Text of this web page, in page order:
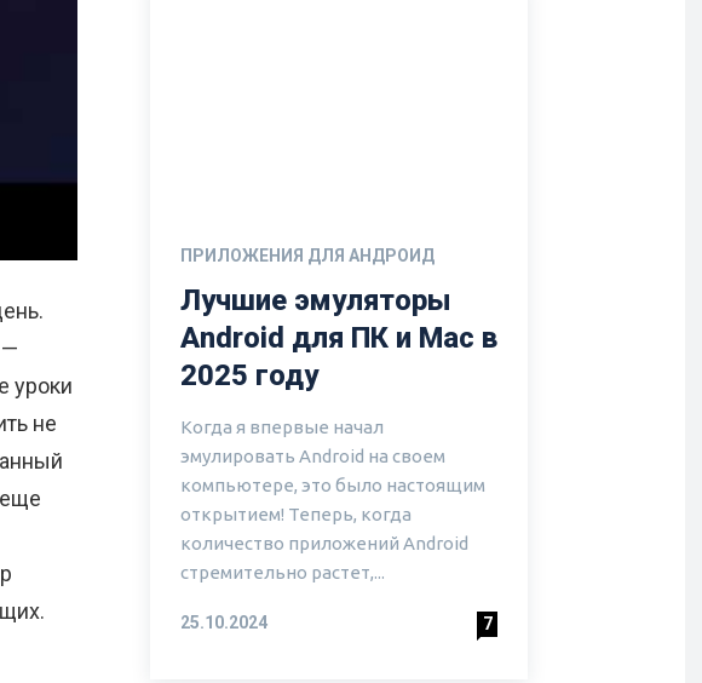
—
уроки
не
ПРИЛОЖЕНИЯ ДЛЯ АНДРОИД
Лучшие эмуляторы
Android для ПК и Mac в
2025 году
Когда я впервые начал
эмулировать Android на своем
компьютере, это было настоящим
открытием! Теперь, когда
количество приложений Android
стремительно растет,...
25.10.2024 7